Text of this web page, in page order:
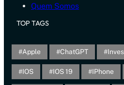
Quem Somos
TOP TAGS
Apple ChatGPT
IOS IOS 19 IPhone